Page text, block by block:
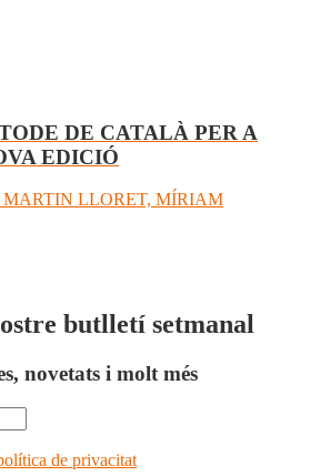
DE CATALÀ PER A
EDICIÓ
MARTIN LLORET, MÍRIAM
butlletí setmanal
novetats i molt més
de privacitat